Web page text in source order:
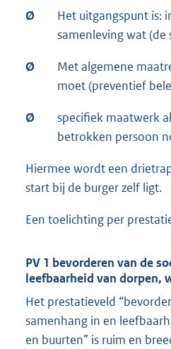
Ø
Het uitgangspunt is:
samenleving wat (de
Ø
Met algemene
moet (preventief
Ø
specifiek maatwerk
betrokken persoon
Hiermee wordt een
start bij de burger zelf ligt.
Een toelichting per
PV 1 bevorderen van de
leefbaarheid van dorpen,
Het prestatieveld
samenhang in en
en buurten” is ruim en